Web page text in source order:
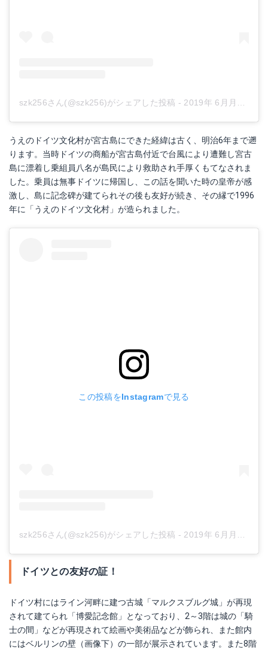
szk256さん(@szk256)がシェアした投稿 - 2019年 6月月20日午後2時50分PDT
うえのドイツ文化村が宮古島にできた経緯は古く、明治6年まで遡
ります。当時ドイツの商船が宮古島付近で台風により遭難し宮古
島に漂着し乗組員八名が島民により救助され手厚くもてなされま
した。乗員は無事ドイツに帰国し、この話を聞いた時の皇帝が感
激し、島に記念碑が建てられその後も友好が続き、その縁で1996
年に「うえのドイツ文化村」が造られました。
この投稿をInstagramで見る
szk256さん(@szk256)がシェアした投稿 - 2019年 6月月18日午後2時51分PDT
ドイツとの友好の証！
ドイツ村にはライン河畔に建つ古城「マルクスブルグ城」が再現
されて建てられ「博愛記念館」となっており、2～3階は城の「騎
士の間」などが再現されて絵画や美術品などが飾られ、また館内
にはベルリンの壁（画像下）の一部が展示されています。また8階